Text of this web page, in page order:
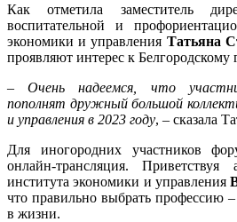
Как отметила заместитель
воспитательной и
экономики и управления Татьяна
проявляют интерес к Белгородскому
–Очень надеемся, что
пополнят дружный большой
и управления в 2023 году, – сказала
Для иногородних участников
онлайн-трансляция. Приветствуя
института экономики и управления
что правильно выбрать профессию
в жизни.